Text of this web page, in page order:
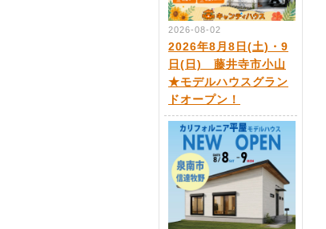
2026-08-02
2026年8月8日(土)・9
日(日) 藤井寺市小山
★モデルハウスグラン
ドオープン！